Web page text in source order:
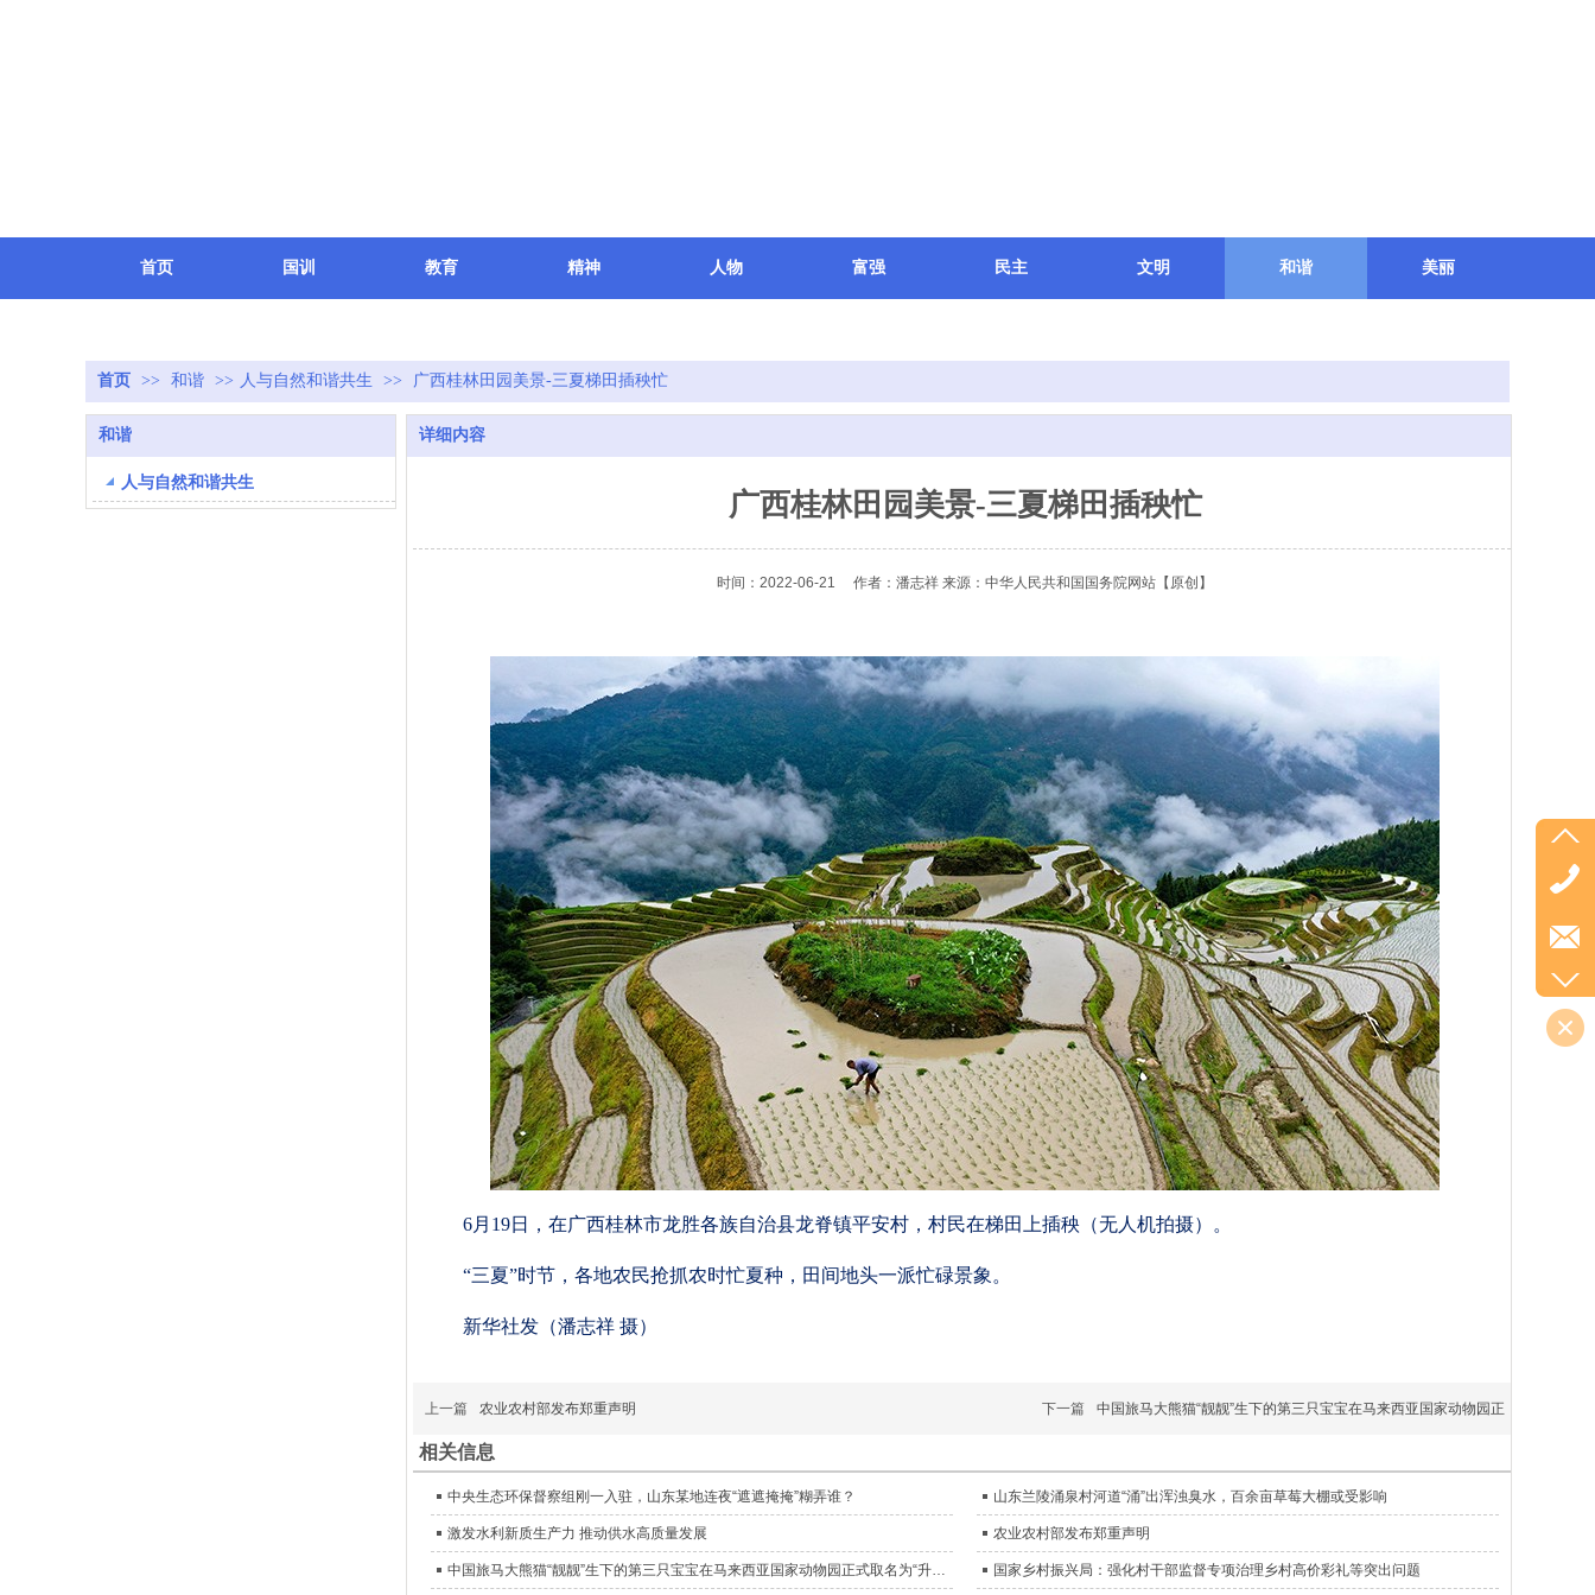
首页 国训 教育 精神 人物 富强 民主 文明 和谐 美丽
首页 >> 和谐 >> 人与自然和谐共生 >> 广西桂林田园美景-三夏梯田插秧忙
和谐
人与自然和谐共生
详细内容
广西桂林田园美景-三夏梯田插秧忙
时间：2022-06-21 作者：潘志祥 来源：中华人民共和国国务院网站 【原创】
6月19日，在广西桂林市龙胜各族自治县龙脊镇平安村，村民在梯田上插秧（无人机拍摄）。
“三夏”时节，各地农民抢抓农时忙夏种，田间地头一派忙碌景象。
新华社发（潘志祥 摄）
上一篇 农业农村部发布郑重声明 下一篇 中国旅马大熊猫“靓靓”生下的第三只宝宝在马来西亚国家动物园正
相关信息
中央生态环保督察组刚一入驻，山东某地连夜“遮遮掩掩”糊弄谁？ 山东兰陵涌泉村河道“涌”出浑浊臭水，百余亩草莓大棚或受影响
激发水利新质生产力 推动供水高质量发展 农业农村部发布郑重声明
中国旅马大熊猫“靓靓”生下的第三只宝宝在马来西亚国家动物园正式取名为“升谊” 国家乡村振兴局：强化村干部监督专项治理乡村高价彩礼等突出问题